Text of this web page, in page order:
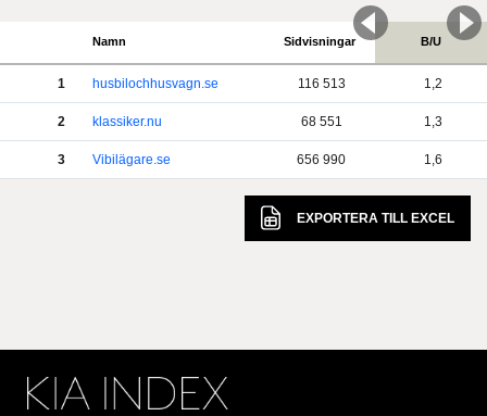
Namn Sidvisningar B/U
1 husbilochhusvagn.se 116 513 1,2
2 klassiker.nu 68 551 1,3
3 Vibilägare.se 656 990 1,6
EXPORTERA TILL EXCEL